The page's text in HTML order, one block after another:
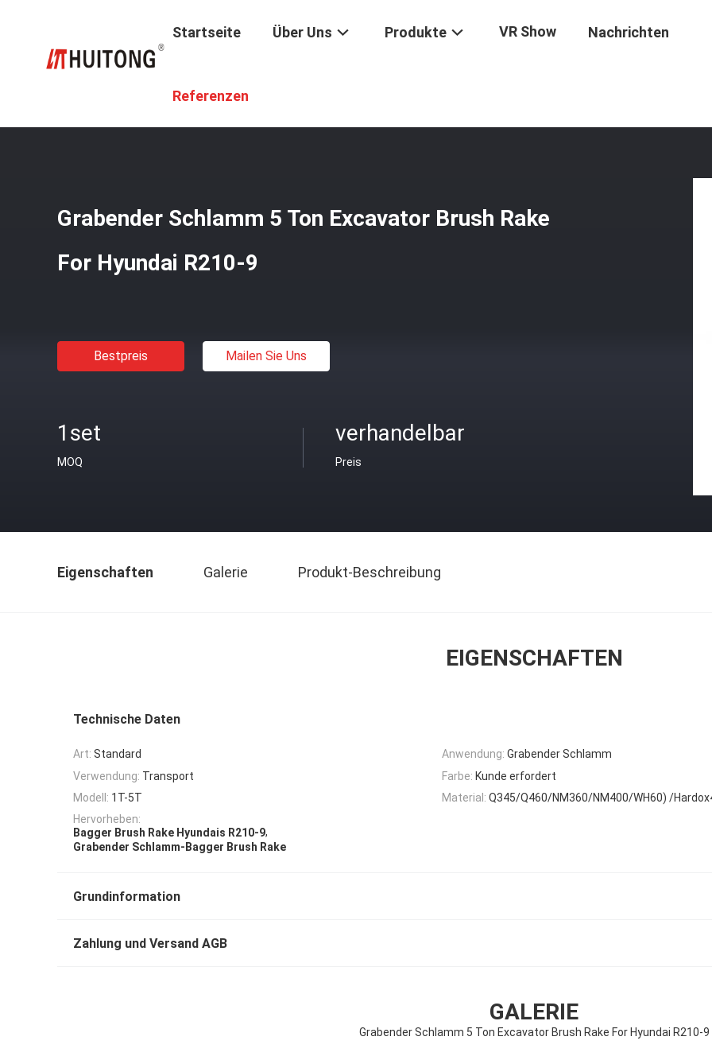
Startseite Über Uns Produkte VR Show Nachrichten
Referenzen
Grabender Schlamm 5 Ton Excavator Brush Rake
For Hyundai R210-9
Bestpreis Mailen Sie Uns
1set
MOQ
verhandelbar
Preis
Eigenschaften Galerie Produkt-Beschreibung
EIGENSCHAFTEN
Technische Daten
Art: Standard Anwendung: Grabender Schlamm
Verwendung: Transport Farbe: Kunde erfordert
Modell: 1T-5T Material: Q345/Q460/NM360/NM400/WH60) /
Hervorheben:
Bagger Brush Rake Hyundais R210-9,
Grabender Schlamm-Bagger Brush Rake
Grundinformation
Zahlung und Versand AGB
GALERIE
Grabender Schlamm 5 Ton Excavator Brush Rake For Hyundai R210-9